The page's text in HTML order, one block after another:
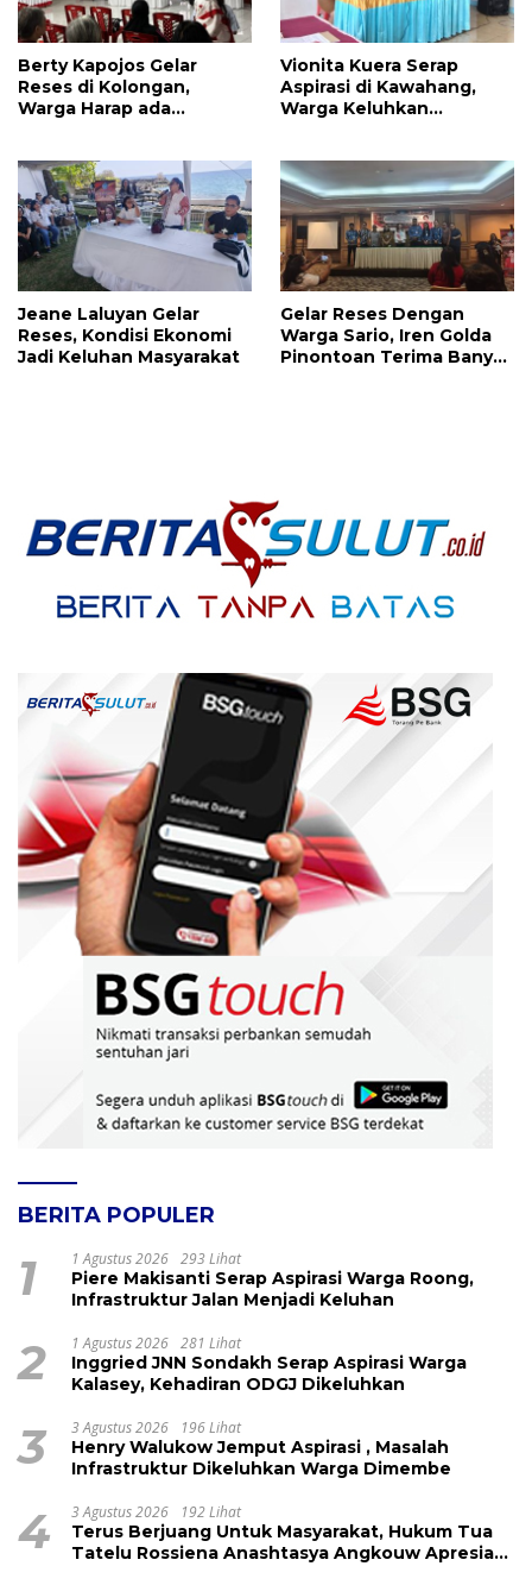
Berty Kapojos Gelar
Reses di Kolongan,
Warga Harap ada
Vionita Kuera Serap
Aspirasi di Kawahang,
Warga Keluhkan
Jeane Laluyan Gelar
Reses, Kondisi Ekonomi
Jadi Keluhan Masyarakat
Gelar Reses Dengan
Warga Sario, Iren Golda
Pinontoan Terima Banyak
BERITA POPULER
1 1 Agustus 2026 293 Lihat
Piere Makisanti Serap Aspirasi Warga Roong,
Infrastruktur Jalan Menjadi Keluhan
2 1 Agustus 2026 281 Lihat
Inggried JNN Sondakh Serap Aspirasi Warga
Kalasey, Kehadiran ODGJ Dikeluhkan
3 3 Agustus 2026 196 Lihat
Henry Walukow Jemput Aspirasi , Masalah
Infrastruktur Dikeluhkan Warga Dimembe
4 3 Agustus 2026 192 Lihat
Terus Berjuang Untuk Masyarakat, Hukum Tua
Tatelu Rossiena Anashtasya Angkouw Apresiasi